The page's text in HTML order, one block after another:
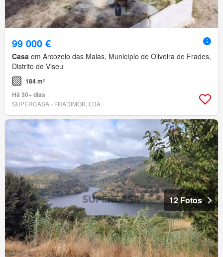
99 000 €
Casa em Arcozelo das Maias, Município de Oliveira de Frades,
Distrito de Viseu
184 m²
Há 30+ dias
SUPERCASA - FRADIMOB, LDA.
12 Fotos